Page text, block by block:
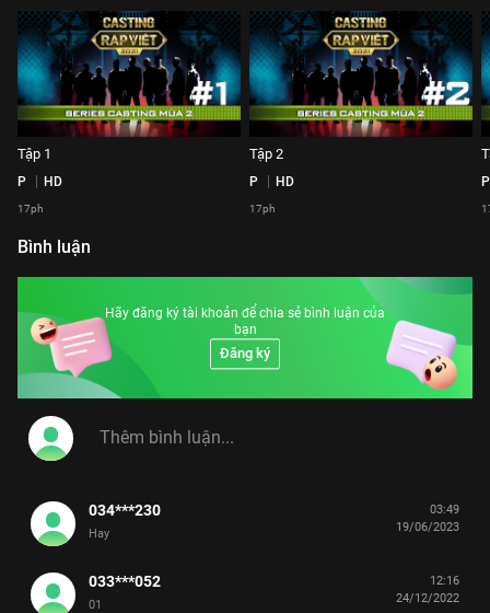
Tập 1
P HD
17ph
Tập 2
P HD
17ph
P
Bình luận
Hãy đăng ký tài khoản để chia sẻ bình luận của
bạn
Đăng ký
034***230
Hay
03:49
19/06/2023
033***052
01
12:16
24/12/2022